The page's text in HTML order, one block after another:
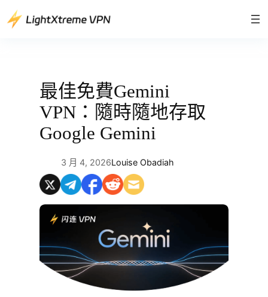
至
最佳免費Gemini
VPN：隨時隨地存取
Google Gemini
3 月 4, 2026Louise Obadiah